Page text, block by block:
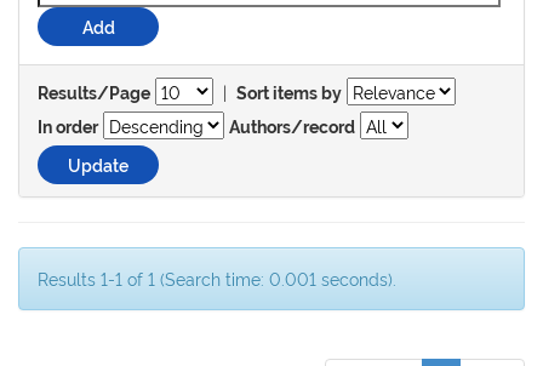
Results/Page | Sort items by
In order
Authors/record
Results 1-1 of 1 (Search time: 0.001 seconds).